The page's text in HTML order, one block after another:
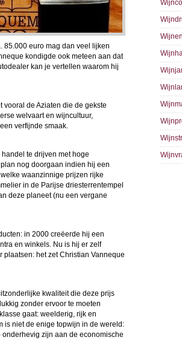
85.000 euro mag dan veel lijken
kondigde ook meteen aan dat
kan je vertellen waarom hij
vooral de Aziaten die de gekste
welvaart en wijncultuur,
verfijnde smaak.
te drijven met hoge
nog doorgaan indien hij een
waanzinnige prijzen rijke
in de Parijse driesterrentempel
deze planeet (nu een vergane
in 2000 creëerde hij een
en winkels. Nu is hij er zelf
het zet Christian Vanneque
kwaliteit die deze prijs
zonder ervoor te moeten
gaat: weelderig, rijk en
is niet de enige topwijn in de wereld:
zijn aan de economische